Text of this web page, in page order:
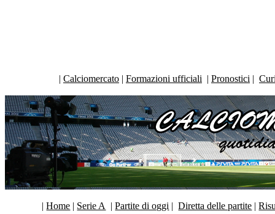
| Calciomercato | Formazioni ufficiali | Pronostici |
|Home | Serie A |Partite di oggi |Diretta delle partite |